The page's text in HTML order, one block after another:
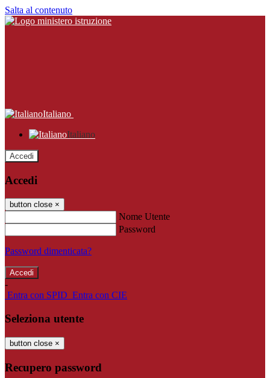
Salta al contenuto
Italiano
Italiano
Accedi
Accedi
button close ×
Nome Utente
Password
Password dimenticata?
-
Entra con SPID Entra con CIE
Seleziona utente
button close ×
Recupero password